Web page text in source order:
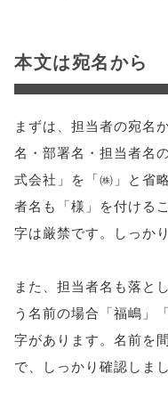
本文は宛名から
まずは、担当者の宛名
名・部署名・担当者名
式会社」を「㈱」と省
者名も「様」を付ける
字は厳禁です。しっか
また、担当者名も落と
う名前の場合「福嶋」
字があります。名前を
で、しっかり確認しまし